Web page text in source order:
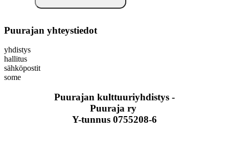
Puurajan yhteystiedot
yhdistys
hallitus
sähköpostit
some
Puurajan kulttuuriyhdistys -
Puuraja ry
Y-tunnus 0755208-6